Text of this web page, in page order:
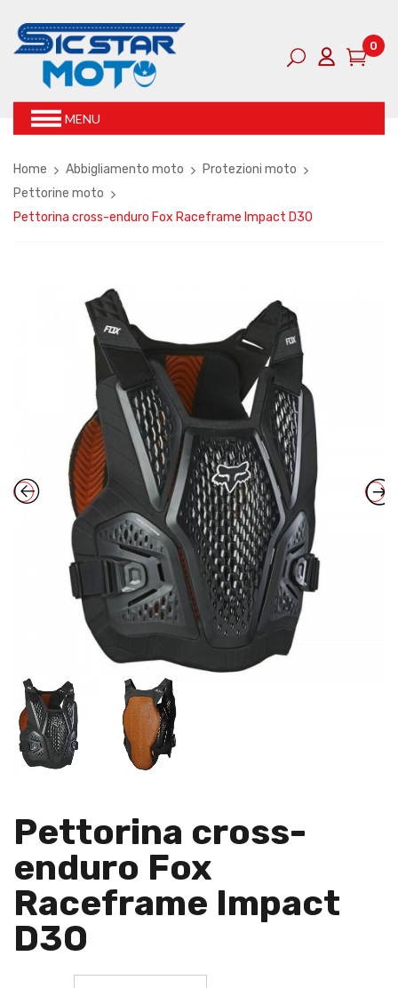
0
MENU
Home Abbigliamento moto
Protezioni moto
Pettorine moto
Pettorina cross-enduro Fox Raceframe Impact D3O
Pettorina cross-
enduro Fox
Raceframe Impact
D3O